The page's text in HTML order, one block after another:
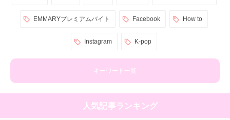
EMMARYプレミアムバイト Facebook How to
Instagram K-pop
キーワード一覧
人気記事ランキング